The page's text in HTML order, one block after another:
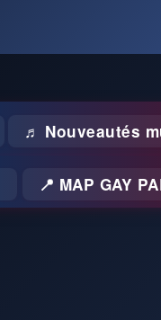
♬ Nouveautés
📍 MAP GAY